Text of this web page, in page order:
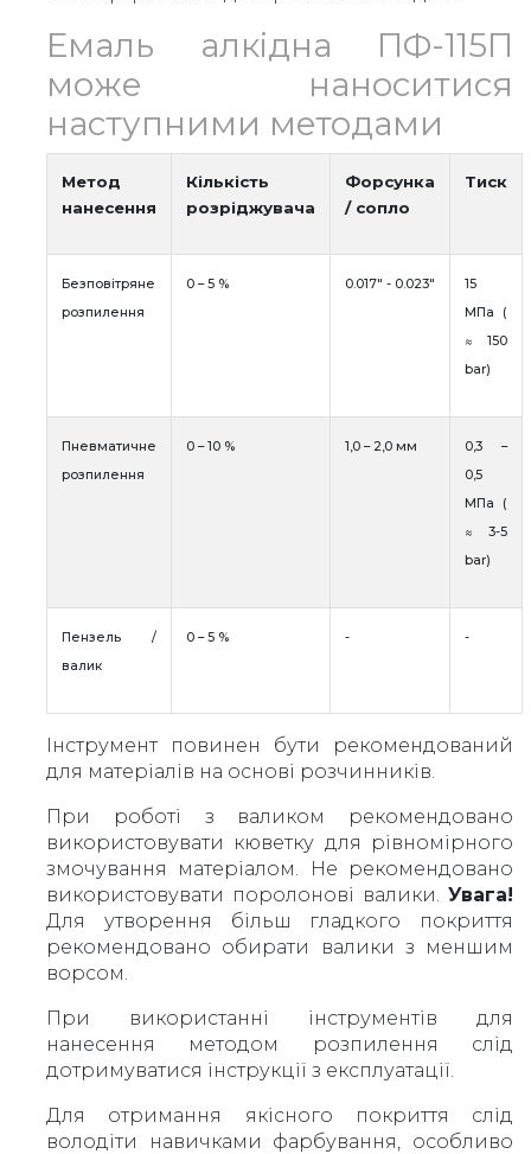
Емаль алкідна ПФ-115П
може наноситися
наступними методами
Метод
нанесення
Кількість
розріджувача
Форсунка
/ сопло
Тиск
Безповітряне
розпилення
0 – 5 % 0.017" - 0.023"
15
МПа (
≈ 150
bar)
Пневматичне
розпилення
0 – 10 % 1,0 – 2,0 мм
0,3 –
0,5
МПа (
≈ 3-5
bar)
Пензель /
валик
0 – 5 % - -
Інструмент повинен бути рекомендований
для матеріалів на основі розчинників.
При роботі з валиком рекомендовано
використовувати кюветку для рівномірного
змочування матеріалом. Не рекомендовано
використовувати поролонові валики. Увага!
Для утворення більш гладкого покриття
рекомендовано обирати валики з меншим
ворсом.
При використанні інструментів для
нанесення методом розпилення слід
дотримуватися інструкції з експлуатації.
Для отримання якісного покриття слід
володіти навичками фарбування, особливо